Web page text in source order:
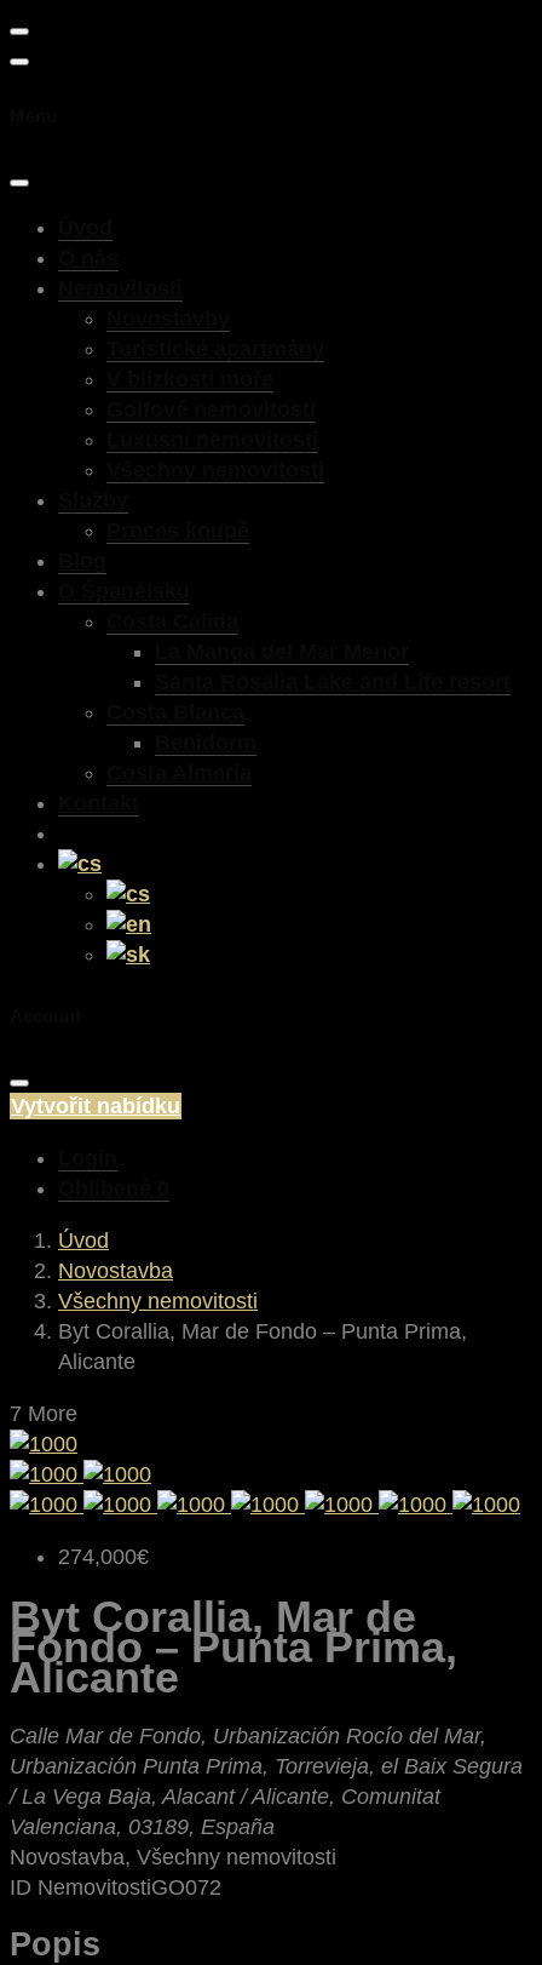
Vytvořit nabídku
Úvod
Novostavba
Všechny nemovitosti
Byt Corallia, Mar de Fondo – Punta Prima,
Alicante
7 More
274,000€
Byt Corallia, Mar de
Fondo – Punta Prima,
Alicante
Calle Mar de Fondo, Urbanización Rocío del Mar,
Urbanización Punta Prima, Torrevieja, el Baix Segura
/ La Vega Baja, Alacant / Alicante, Comunitat
Valenciana, 03189, España
Novostavba, Všechny nemovitosti
ID NemovitostiGO072
Popis